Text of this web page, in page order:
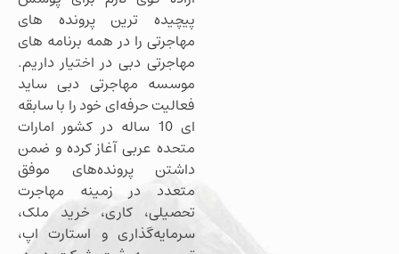
پیچیده ترین پرونده های
مهاجرتی را در همه برنامه های
مهاجرتی دبی در اختیار داریم.
موسسه مهاجرتی دبی ساید
فعالیت حرفه‌ای خود را با سابقه
ای 10 ساله در کشور امارات
متحده عربی آغاز کرده و ضمن
داشتن پرونده‌های موفق
متعدد در زمینه مهاجرت
تحصیلی، کاری، خرید ملک،
سرمایه‌گذاری و استارت اپ،